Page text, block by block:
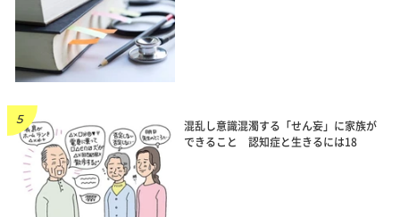
混乱し意識混濁する「せん妄」に家族が
できること 認知症と生きるには18